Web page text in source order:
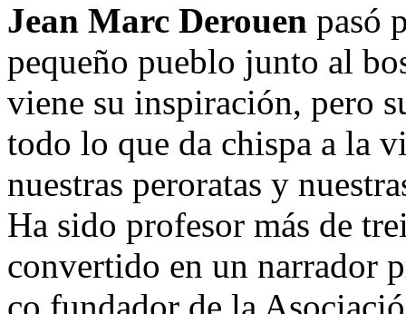
Jean Marc Derouen pasó
pequeño pueblo junto al
viene su inspiración, pero
todo lo que da chispa a la
nuestras peroratas y
Ha sido profesor más de
convertido en un narrador